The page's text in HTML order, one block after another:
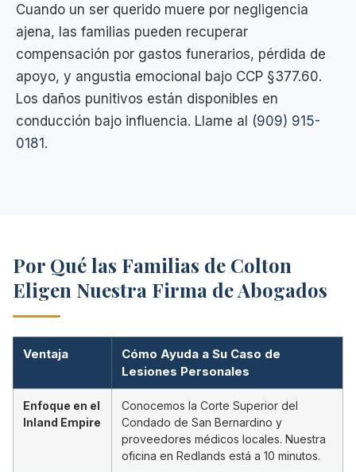
Cuando un ser querido muere por negligencia
ajena, las familias pueden recuperar
compensación por gastos funerarios, pérdida de
apoyo, y angustia emocional bajo CCP §377.60.
Los daños punitivos están disponibles en
conducción bajo influencia. Llame al (909) 915-
0181.
Por Qué las Familias de Colton
Eligen Nuestra Firma de Abogados
Ventaja
Cómo Ayuda a Su Caso de
Lesiones Personales
Enfoque en el
Inland Empire
Conocemos la Corte Superior del
Condado de San Bernardino y
proveedores médicos locales. Nuestra
oficina en Redlands está a 10 minutos.